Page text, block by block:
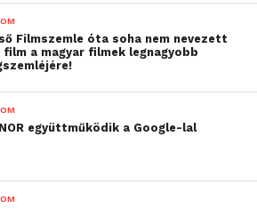
Filmszemle óta soha nem nevezett
film a magyar filmek legnagyobb
együttműködik a Google-lal